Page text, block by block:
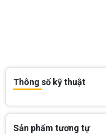
Thông số kỹ thuật
Sản phẩm tương tự